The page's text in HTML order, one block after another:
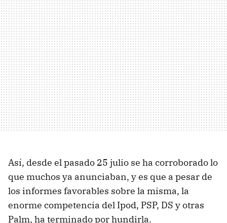
Así, desde el pasado 25 julio se ha corroborado lo
que muchos ya anunciaban, y es que a pesar de
los informes favorables sobre la misma, la
enorme competencia del Ipod, PSP, DS y otras
Palm, ha terminado por hundirla.